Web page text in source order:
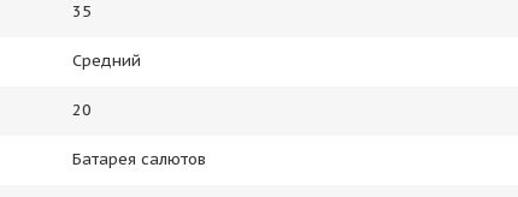
35
Средний
20
Батарея салютов